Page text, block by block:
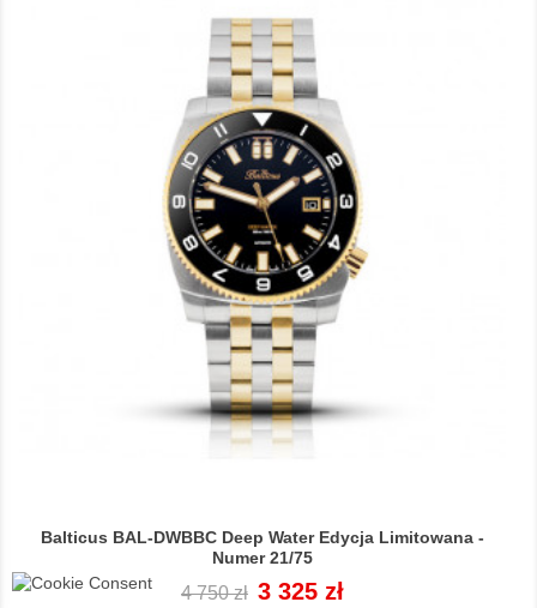
Balticus BAL-DWBBC Deep Water Edycja Limitowana -
Numer 21/75
Cena
4 750 zł Cena
3 325 zł